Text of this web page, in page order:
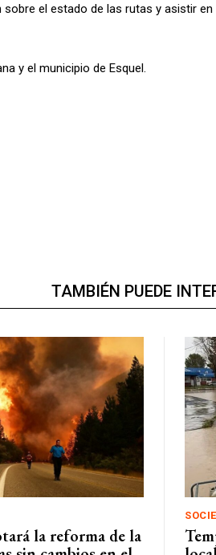
el estado de las rutas y asistir
y el municipio de Esquel.
TAMBIÉN PUEDE
la reforma de la